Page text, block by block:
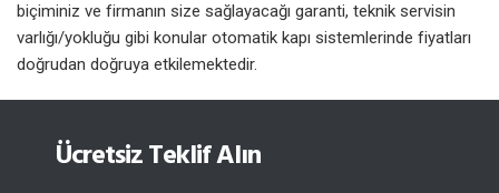
biçiminiz ve firmanın size sağlayacağı garanti, teknik servisin
varlığı/yokluğu gibi konular otomatik kapı sistemlerinde fiyatları
doğrudan doğruya etkilemektedir.
Ücretsiz Teklif Alın